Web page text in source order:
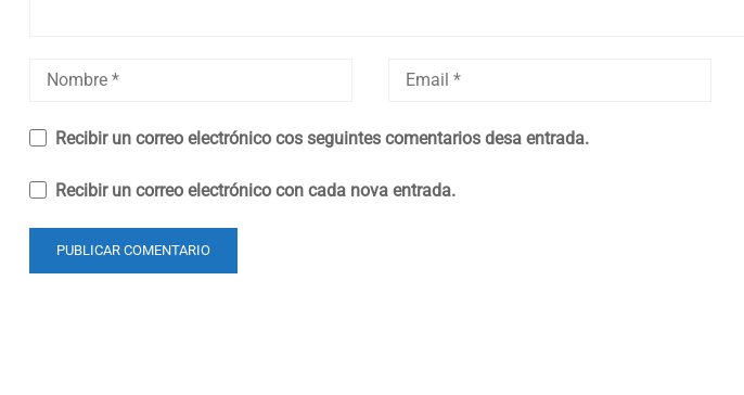
Recibir un correo electrónico cos seguintes comentarios desa entrada.
Recibir un correo electrónico con cada nova entrada.